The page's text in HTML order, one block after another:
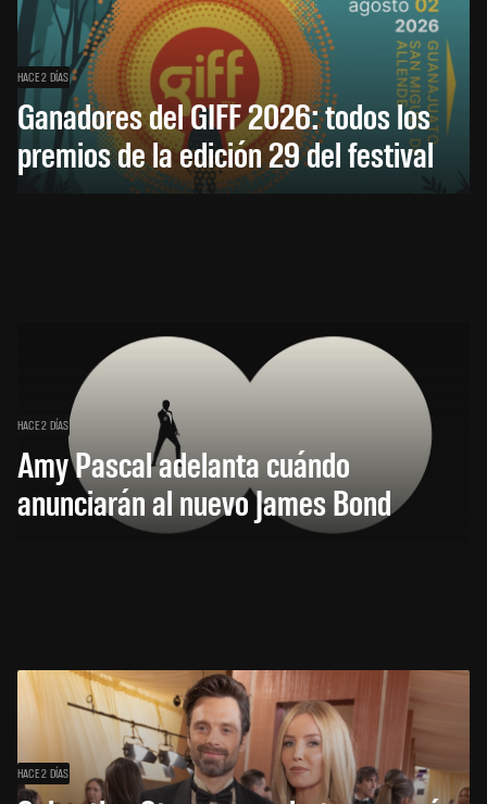
HACE 2 DÍAS
Ganadores del GIFF 2026: todos los
premios de la edición 29 del festival
HACE 2 DÍAS
Amy Pascal adelanta cuándo
anunciarán al nuevo James Bond
HACE 2 DÍAS